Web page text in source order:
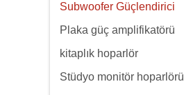
Subwoofer Güçlendirici
Plaka güç amplifikatörü
kitaplık hoparlör
Stüdyo monitör hoparlörü